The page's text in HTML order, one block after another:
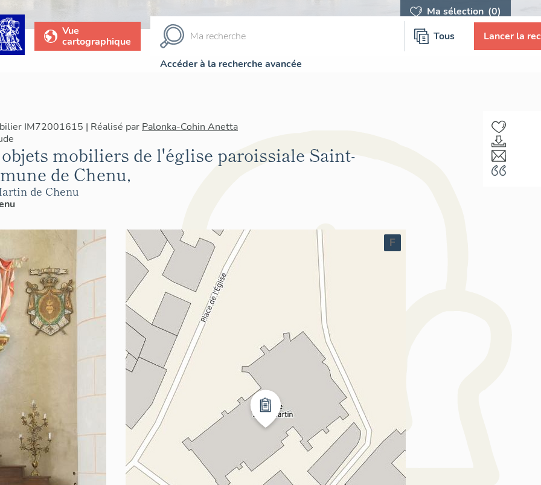
Ma sélection (0)
Vue
cartographique
Tous Lancer la
Accéder à la recherche avancée
IM72001615 | Réalisé par Palonka-Cohin Anetta
mobiliers de l'église paroissiale Saint-
de Chenu,
de Chenu
F